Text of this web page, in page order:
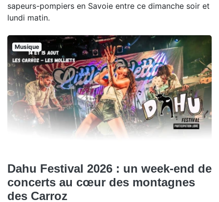
sapeurs-pompiers en Savoie entre ce dimanche soir et
lundi matin.
Musique
Dahu Festival 2026 : un week-end de
concerts au cœur des montagnes
des Carroz